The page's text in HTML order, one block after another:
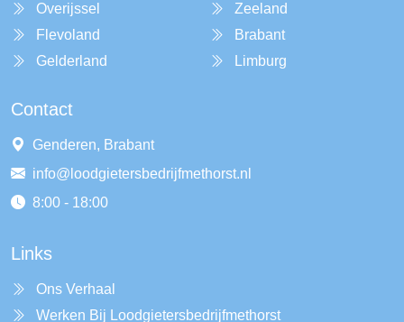
Overijssel
Flevoland
Gelderland
Zeeland
Brabant
Limburg
Contact
Genderen, Brabant
info@loodgietersbedrijfmethorst.nl
8:00 - 18:00
Links
Ons Verhaal
Werken Bij Loodgietersbedrijfmethorst